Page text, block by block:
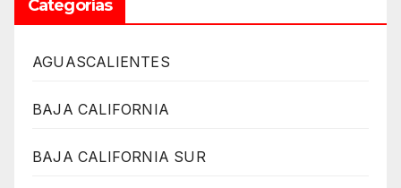
Categorías
AGUASCALIENTES
BAJA CALIFORNIA
BAJA CALIFORNIA SUR